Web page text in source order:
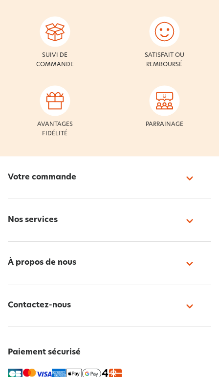
SUIVI DE
COMMANDE
SATISFAIT OU
REMBOURSÉ
AVANTAGES
FIDÉLITÉ
PARRAINAGE
Votre commande
Nos services
À propos de nous
Contactez-nous
Paiement sécurisé